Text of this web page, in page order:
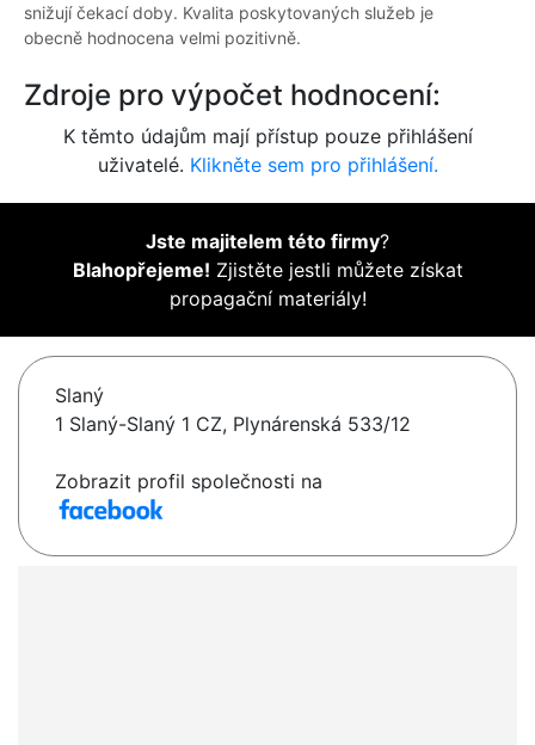
snižují čekací doby. Kvalita poskytovaných služeb je
obecně hodnocena velmi pozitivně.
Zdroje pro výpočet hodnocení:
K těmto údajům mají přístup pouze přihlášení
uživatelé. Klikněte sem pro přihlášení.
Jste majitelem této firmy?
Blahopřejeme! Zjistěte jestli můžete získat
propagační materiály!
Slaný
1 Slaný-Slaný 1 CZ, Plynárenská 533/12
Zobrazit profil společnosti na